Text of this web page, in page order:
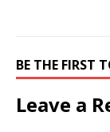
BE THE FIRST
Leave a